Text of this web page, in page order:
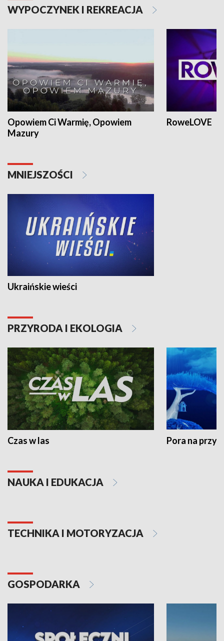
WYPOCZYNEK I REKREACJA
Opowiem Ci Warmię, Opowiem
Mazury
RoweLOVE
MNIEJSZOŚCI
Ukraińskie wieści
PRZYRODA I EKOLOGIA
Czas w las Pora na
NAUKA I EDUKACJA
TECHNIKA I MOTORYZACJA
GOSPODARKA